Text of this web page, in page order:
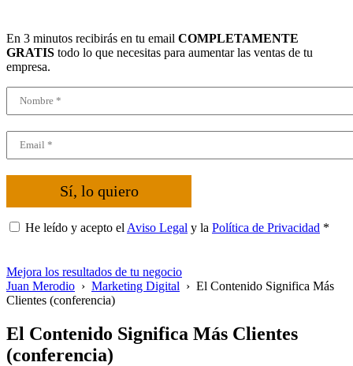
En 3 minutos recibirás en tu email COMPLETAMENTE
GRATIS todo lo que necesitas para aumentar las ventas de tu
empresa.
Sí, lo quiero
He leído y acepto el Aviso Legal y la Política de Privacidad *
Mejora los resultados de tu negocio
Juan Merodio › Marketing Digital › El Contenido Significa Más
Clientes (conferencia)
El Contenido Significa Más Clientes
(conferencia)